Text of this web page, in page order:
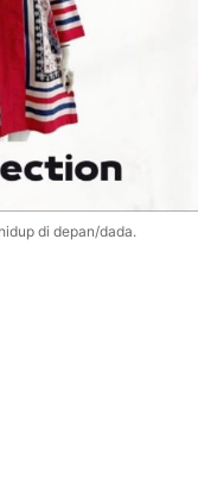
di depan/dada.